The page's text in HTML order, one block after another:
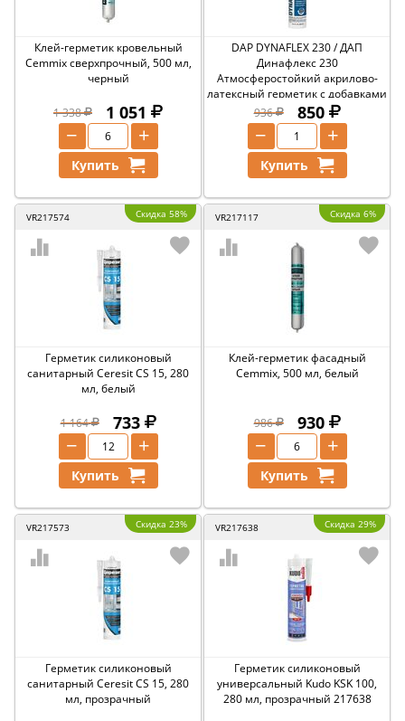
Клей-герметик кровельный
Cemmix сверхпрочный, 500 мл,
черный
1 338 1 051
+
−
Купить
DAP DYNAFLEX 230 / ДАП
Динафлекс 230
Атмосферостойкий акрилово-
латексный герметик с добавками
силикона
936 850
+
−
Купить
VR217574 Скидка 58%
Герметик силиконовый
санитарный Ceresit CS 15, 280
мл, белый
1 164 733
+
−
Купить
VR217117 Скидка 6%
Клей-герметик фасадный
Cemmix, 500 мл, белый
986 930
+
−
Купить
VR217573 Скидка 23%
Герметик силиконовый
санитарный Ceresit CS 15, 280
мл, прозрачный
VR217638 Скидка 29%
Герметик силиконовый
универсальный Kudo KSK 100,
280 мл, прозрачный 217638